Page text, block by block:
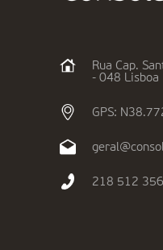
Rua Cap.
- 048 Lisboa
GPS:
218 512 356